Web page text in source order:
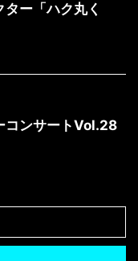
ー「ハク丸く
コンサートVol.28